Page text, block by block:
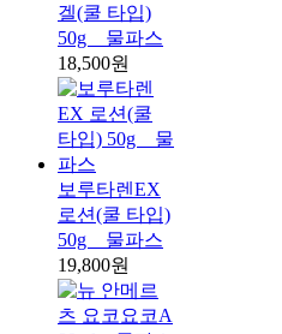
겔(쿨 타입)
50g _ 물파스
18,500원
보루타렌EX
로션(쿨 타입)
50g _ 물파스
19,800원